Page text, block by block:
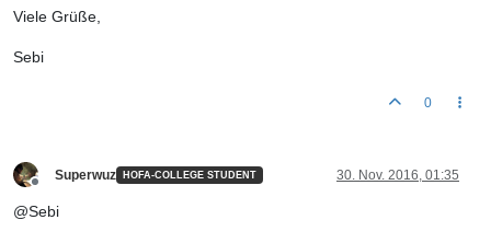
Viele Grüße,
Sebi
0
Superwuz HOFA-COLLEGE STUDENT 30. Nov. 2016, 01:35
@Sebi